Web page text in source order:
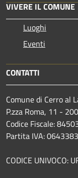
VIVERE IL COMUNE
Luoghi
Eventi
CONTATTI
Comune di Cerro al
P.zza Roma, 11 -
Codice Fiscale:
Partita IVA:
CODICE UNIVOCO: